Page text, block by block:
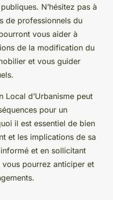
N’hésitez pas à
de professionnels du
vous aider à
de la modification du
et vous guider
Local d’Urbanisme peut
pour un
il est essentiel de bien
et les implications de sa
et en sollicitant
vous pourrez anticiper et